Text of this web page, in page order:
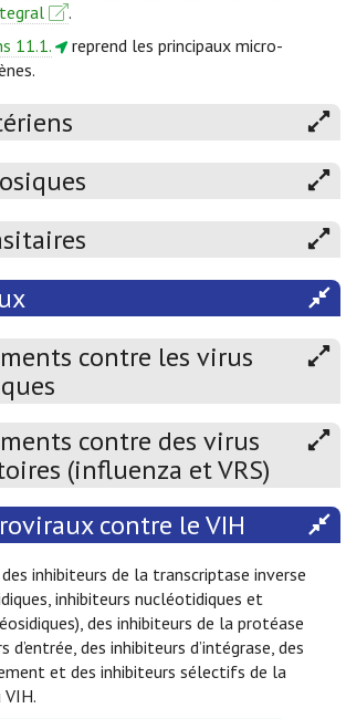
.
11.1.
reprend les principaux micro-
contre les virus
contre des virus
(influenza et VRS)
contre le VIH
inhibiteurs de la transcriptase inverse
inhibiteurs nucléotidiques et
des inhibiteurs de la protéase
d’entrée, des inhibiteurs d’intégrase, des
et des inhibiteurs sélectifs de la